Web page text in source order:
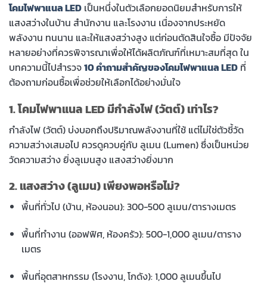
โคมไฟพาแนล LED เป็นหนึ่งในตัวเลือกยอดนิยมสำหรับการให้
แสงสว่างในบ้าน สำนักงาน และโรงงาน เนื่องจากประหยัด
พลังงาน ทนนาน และให้แสงสว่างสูง แต่ก่อนตัดสินใจซื้อ มีปัจจัย
หลายอย่างที่ควรพิจารณาเพื่อให้ได้ผลิตภัณฑ์ที่เหมาะสมที่สุด ใน
บทความนี้ไปสำรวจ10 คำถามสำคัญของโคมไฟพาแนล LED ที่
ต้องถามก่อนซื้อเพื่อช่วยให้เลือกได้อย่างมั่นใจ
1. โคมไฟพาแนล LED มีกำลังไฟ (วัตต์) เท่าไร?
กำลังไฟ (วัตต์) บ่งบอกถึงปริมาณพลังงานที่ใช้ แต่ไม่ใช่ตัวชี้วัด
ความสว่างเสมอไป ควรดูควบคู่กับ ลูเมน (Lumen) ซึ่งเป็นหน่วย
วัดความสว่าง ยิ่งลูเมนสูง แสงสว่างยิ่งมาก
2. แสงสว่าง (ลูเมน) เพียงพอหรือไม่?
พื้นที่ทั่วไป (บ้าน, ห้องนอน): 300-500 ลูเมน/ตารางเมตร
พื้นที่ทำงาน (ออฟฟิศ, ห้องครัว): 500-1,000 ลูเมน/ตาราง
เมตร
พื้นที่อุตสาหกรรม (โรงงาน, โกดัง): 1,000 ลูเมนขึ้นไป